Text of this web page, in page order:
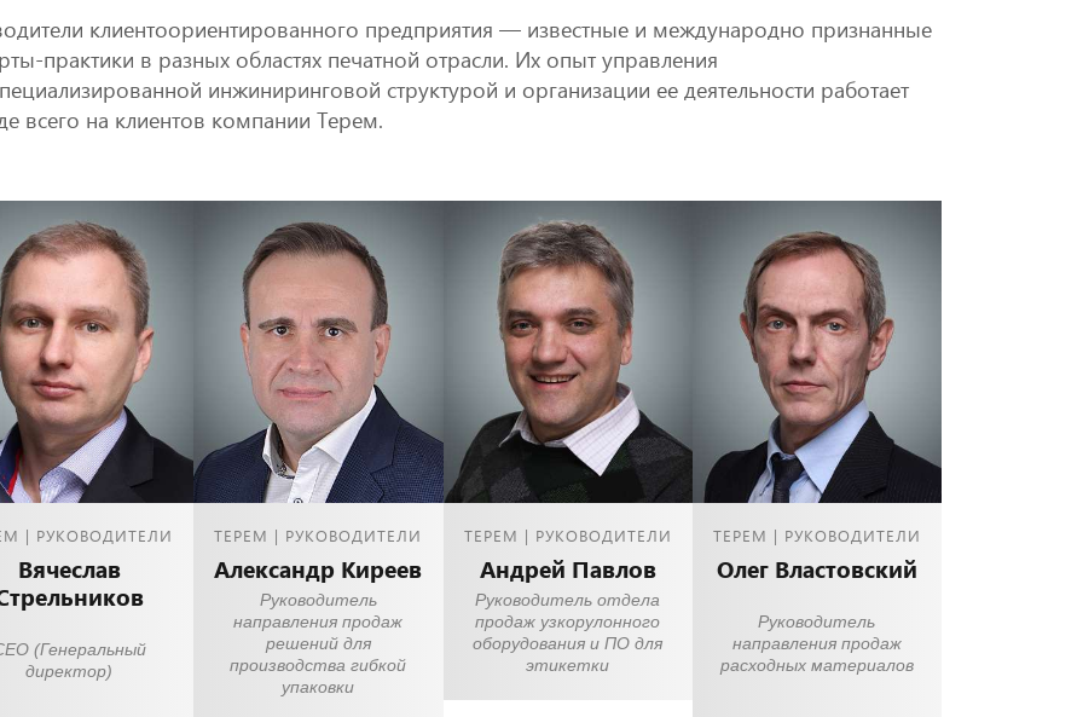
клиентоориентированного предприятия — известные и международно признанные
практики в разных областях печатной отрасли. Их опыт управления
инжиниринговой структурой и организации ее деятельности работает
всего на клиентов компании Терем.
| РУКОВОДИТЕЛИ
Вячеслав
(Генеральный
директор)
ТЕРЕМ | РУКОВОДИТЕЛИ
Александр Киреев
Руководитель
направления продаж
решений для
производства гибкой
упаковки
ТЕРЕМ | РУКОВОДИТЕЛИ
Андрей Павлов
Руководитель отдела
продаж узкорулонного
оборудования и ПО для
этикетки
ТЕРЕМ | РУКОВОДИТЕЛИ
Олег Властовский
Руководитель
направления продаж
расходных материалов